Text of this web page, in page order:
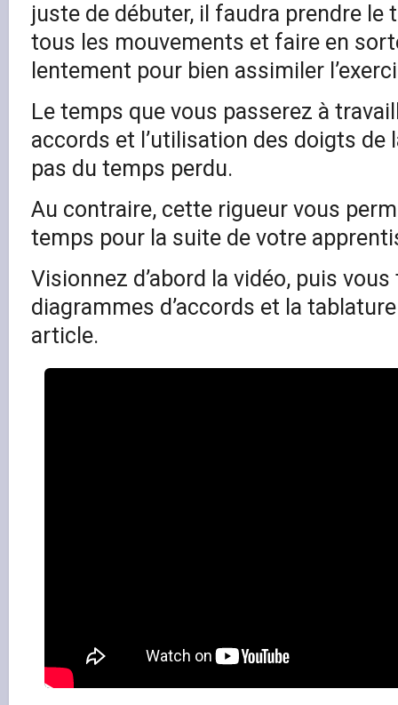
juste de débuter, il faudra prendre le
tous les mouvements et faire en
lentement pour bien assimiler
Le temps que vous passerez à
accords et l’utilisation des doigts de
pas du temps perdu.
Au contraire, cette rigueur vous
temps pour la suite de votre
Visionnez d’abord la vidéo, puis
diagrammes d’accords et la
article.